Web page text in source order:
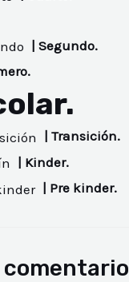
| Segundo.
| Transición.
| Kinder.
| Pre kinder.
comentario